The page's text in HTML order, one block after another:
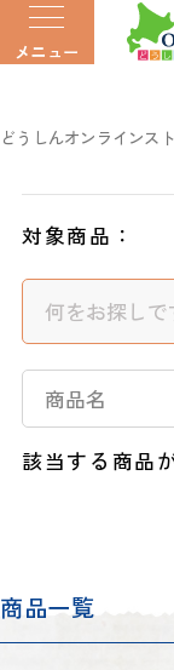
メニュー
どうしんオンラインス
対象商品：
商品名
該当する商品
商品一覧